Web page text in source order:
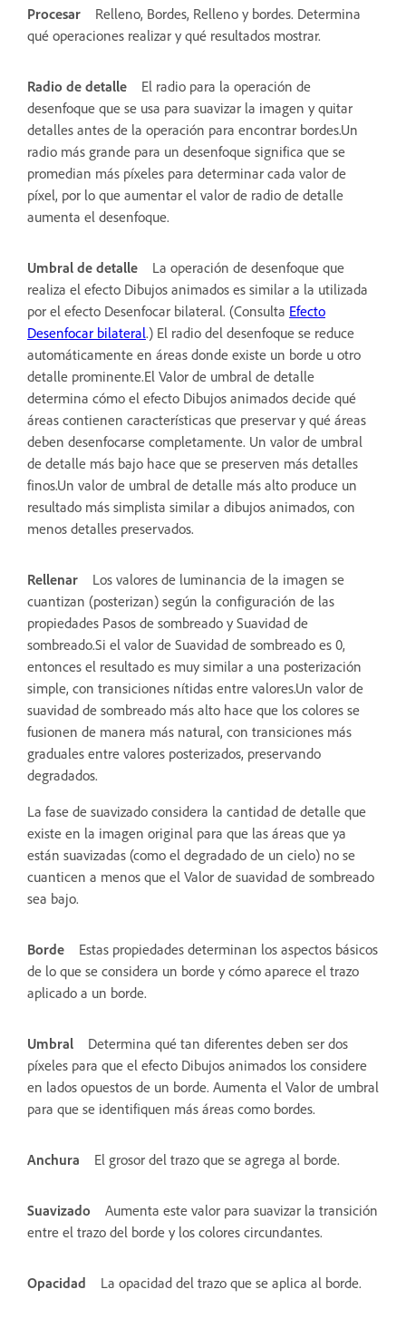
Procesar
Relleno, Bordes, Relleno y bordes. Determina
qué operaciones realizar y qué resultados mostrar.
Radio de detalle
El radio para la operación de
desenfoque que se usa para suavizar la imagen y quitar
detalles antes de la operación para encontrar bordes.Un
radio más grande para un desenfoque significa que se
promedian más píxeles para determinar cada valor de
píxel, por lo que aumentar el valor de radio de detalle
aumenta el desenfoque.
Umbral de detalle
La operación de desenfoque que
realiza el efecto Dibujos animados es similar a la utilizada
por el efecto Desenfocar bilateral. (Consulta Efecto
Desenfocar bilateral.) El radio del desenfoque se reduce
automáticamente en áreas donde existe un borde u otro
detalle prominente.El Valor de umbral de detalle
determina cómo el efecto Dibujos animados decide qué
áreas contienen características que preservar y qué áreas
deben desenfocarse completamente. Un valor de umbral
de detalle más bajo hace que se preserven más detalles
finos.Un valor de umbral de detalle más alto produce un
resultado más simplista similar a dibujos animados, con
menos detalles preservados.
Rellenar
Los valores de luminancia de la imagen se
cuantizan (posterizan) según la configuración de las
propiedades Pasos de sombreado y Suavidad de
sombreado.Si el valor de Suavidad de sombreado es 0,
entonces el resultado es muy similar a una posterización
simple, con transiciones nítidas entre valores.Un valor de
suavidad de sombreado más alto hace que los colores se
fusionen de manera más natural, con transiciones más
graduales entre valores posterizados, preservando
degradados.
La fase de suavizado considera la cantidad de detalle que
existe en la imagen original para que las áreas que ya
están suavizadas (como el degradado de un cielo) no se
cuanticen a menos que el Valor de suavidad de sombreado
sea bajo.
Borde
Estas propiedades determinan los aspectos básicos
de lo que se considera un borde y cómo aparece el trazo
aplicado a un borde.
Umbral
Determina qué tan diferentes deben ser dos
píxeles para que el efecto Dibujos animados los considere
en lados opuestos de un borde. Aumenta el Valor de umbral
para que se identifiquen más áreas como bordes.
Anchura El grosor del trazo que se agrega al borde.
Suavizado
Aumenta este valor para suavizar la transición
entre el trazo del borde y los colores circundantes.
Opacidad La opacidad del trazo que se aplica al borde.